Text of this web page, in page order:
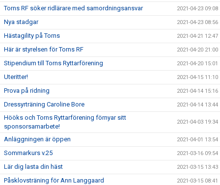
Torns RF söker ridlärare med samordningsansvar 2021-04-23 09:08
Nya stadgar 2021-04-23 08:56
Hästagility på Torns 2021-04-21 12:47
Här är styrelsen för Torns RF 2021-04-20 21:00
Stipendium till Torns Ryttarförening 2021-04-20 15:01
Uteritter! 2021-04-15 11:10
Prova på ridning 2021-04-14 15:16
Dressyrträning Caroline Bore 2021-04-14 13:44
Hööks och Torns Ryttarförening förnyar sitt
sponsorsamarbete!
2021-04-03 19:34
Anläggningen är öppen 2021-04-01 13:54
Sommarkurs v.25 2021-03-16 09:54
Lär dig lasta din häst 2021-03-15 13:43
Påsklovsträning för Ann Langgaard 2021-03-15 08:41